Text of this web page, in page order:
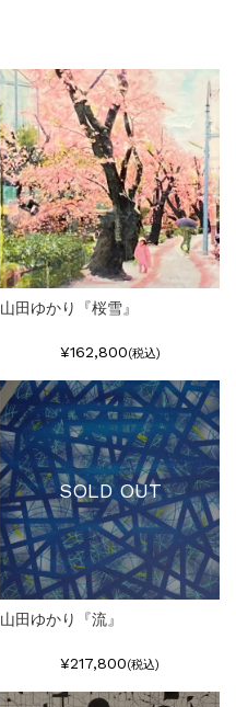
山田ゆかり『桜雪』
¥162,800(税込)
SOLD OUT
山田ゆかり『流』
¥217,800(税込)